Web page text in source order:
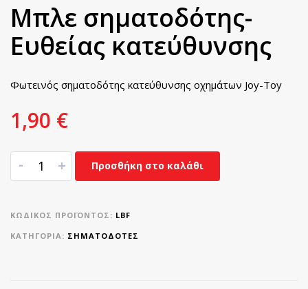
Μπλε σηματοδότης-
Ευθείας κατεύθυνσης
Φωτεινός σηματοδότης κατεύθυνσης οχημάτων Joy-Toy
1,90 €
- + Προσθήκη στο καλάθι
ΚΩΔΙΚΌΣ ΠΡΟΪΌΝΤΟΣ: LBF
ΚΑΤΗΓΟΡΊΑ: ΣΗΜΑΤΟΔΌΤΕΣ